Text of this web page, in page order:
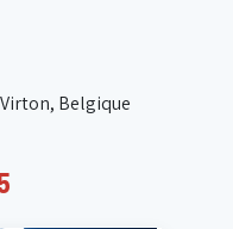
Belgique